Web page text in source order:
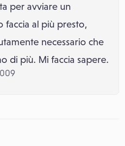
per avviare un
faccia al più presto,
necessario che
di più. Mi faccia sapere.